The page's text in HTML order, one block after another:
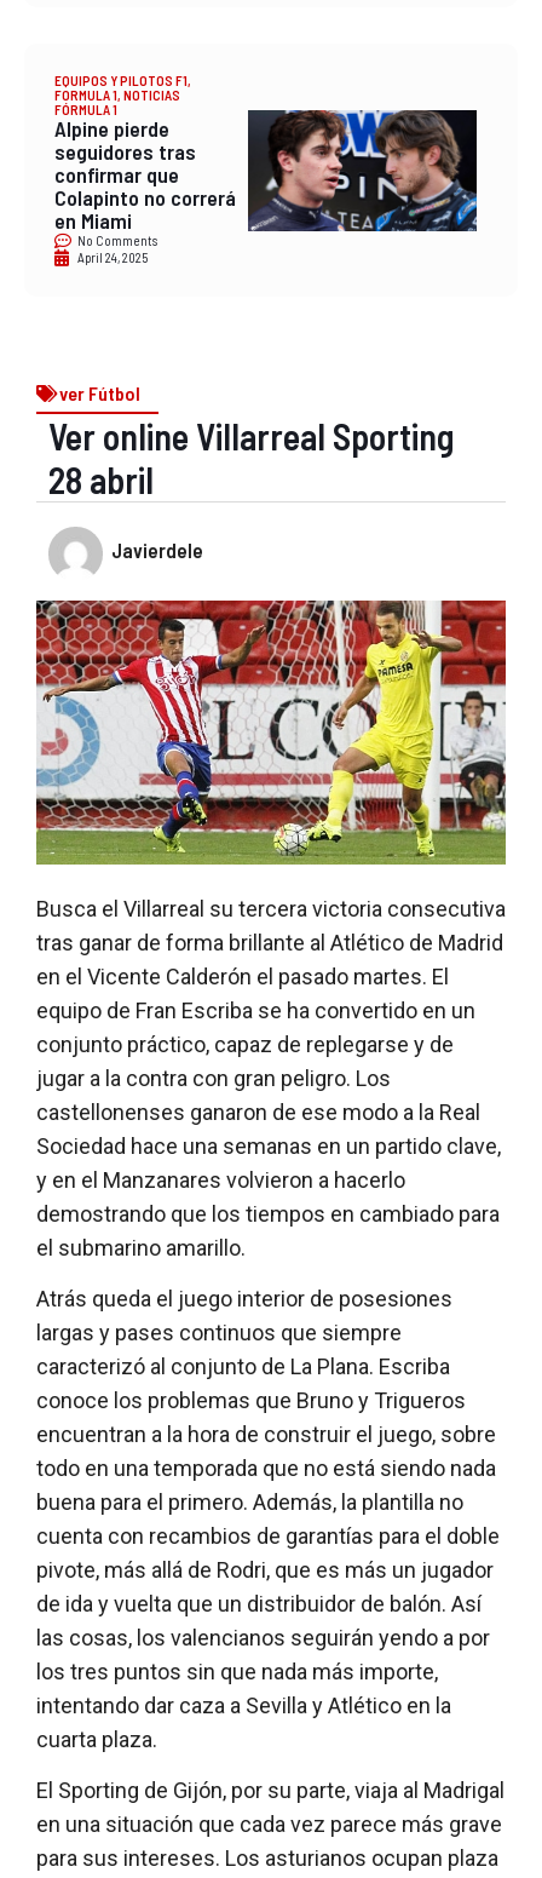
EQUIPOS Y PILOTOS F1,
FORMULA 1, NOTICIAS
FÓRMULA 1
Alpine pierde
seguidores tras
confirmar que
Colapinto no correrá
en Miami
No Comments
April 24, 2025
ver Fútbol
Ver online Villarreal Sporting
28 abril
Javierdele
Busca el Villarreal su tercera victoria consecutiva
tras ganar de forma brillante al Atlético de Madrid
en el Vicente Calderón el pasado martes. El
equipo de Fran Escriba se ha convertido en un
conjunto práctico, capaz de replegarse y de
jugar a la contra con gran peligro. Los
castellonenses ganaron de ese modo a la Real
Sociedad hace una semanas en un partido clave,
y en el Manzanares volvieron a hacerlo
demostrando que los tiempos en cambiado para
el submarino amarillo.
Atrás queda el juego interior de posesiones
largas y pases continuos que siempre
caracterizó al conjunto de La Plana. Escriba
conoce los problemas que Bruno y Trigueros
encuentran a la hora de construir el juego, sobre
todo en una temporada que no está siendo nada
buena para el primero. Además, la plantilla no
cuenta con recambios de garantías para el doble
pivote, más allá de Rodri, que es más un jugador
de ida y vuelta que un distribuidor de balón. Así
las cosas, los valencianos seguirán yendo a por
los tres puntos sin que nada más importe,
intentando dar caza a Sevilla y Atlético en la
cuarta plaza.
El Sporting de Gijón, por su parte, viaja al Madrigal
en una situación que cada vez parece más grave
para sus intereses. Los asturianos ocupan plaza